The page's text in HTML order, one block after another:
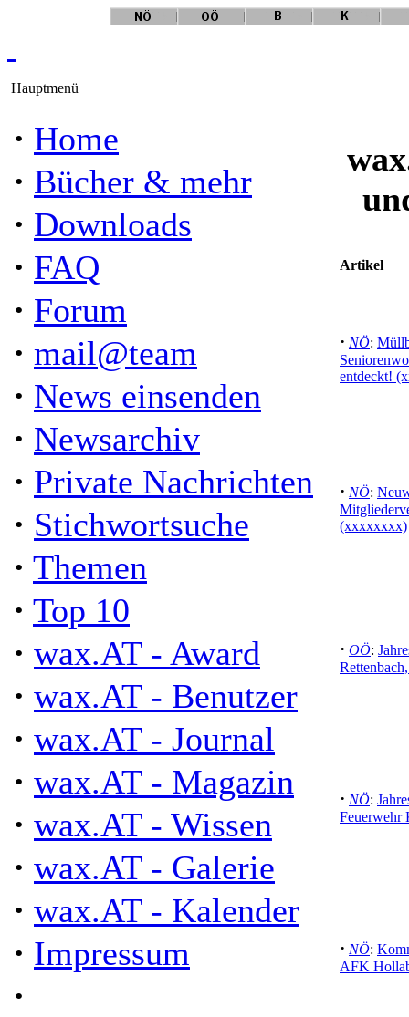
Hauptmenü
· Home
· Bücher & mehr
· Downloads
· FAQ
· Forum
· mail@team
· News einsenden
· Newsarchiv
· Private Nachrichten
· Stichwortsuche
· Themen
· Top 10
· wax.AT - Award
· wax.AT - Benutzer
· wax.AT - Journal
· wax.AT - Magazin
· wax.AT - Wissen
· wax.AT - Galerie
· wax.AT - Kalender
· Impressum
·
Artikel
· NÖ:
entdeckt!
· NÖ:
(xxxxxxxx)
· OÖ:
· NÖ:
Feuerwehr
· NÖ:
AFK